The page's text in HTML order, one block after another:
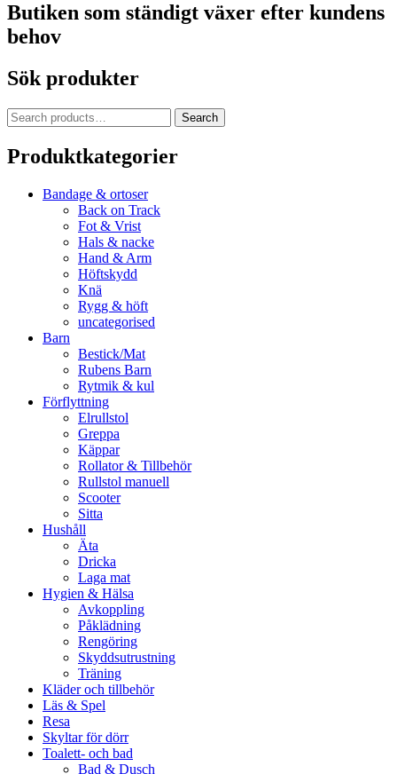
Butiken som ständigt växer efter kundens
behov
Sök produkter
Search
for:
Search
Produktkategorier
Bandage & ortoser
Back on Track
Fot & Vrist
Hals & nacke
Hand & Arm
Höftskydd
Knä
Rygg & höft
uncategorised
Barn
Bestick/Mat
Rubens Barn
Rytmik & kul
Förflyttning
Elrullstol
Greppa
Käppar
Rollator & Tillbehör
Rullstol manuell
Scooter
Sitta
Hushåll
Äta
Dricka
Laga mat
Hygien & Hälsa
Avkoppling
Påklädning
Rengöring
Skyddsutrustning
Träning
Kläder och tillbehör
Läs & Spel
Resa
Skyltar för dörr
Toalett- och bad
Bad & Dusch